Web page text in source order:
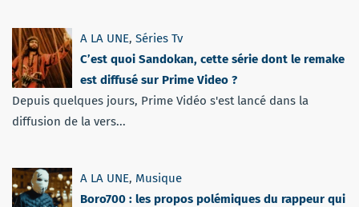
A LA UNE, Séries Tv
C’est quoi Sandokan, cette série dont le remake
est diffusé sur Prime Video ?
Depuis quelques jours, Prime Vidéo s'est lancé dans la
diffusion de la vers...
A LA UNE, Musique
Boro700 : les propos polémiques du rappeur qui